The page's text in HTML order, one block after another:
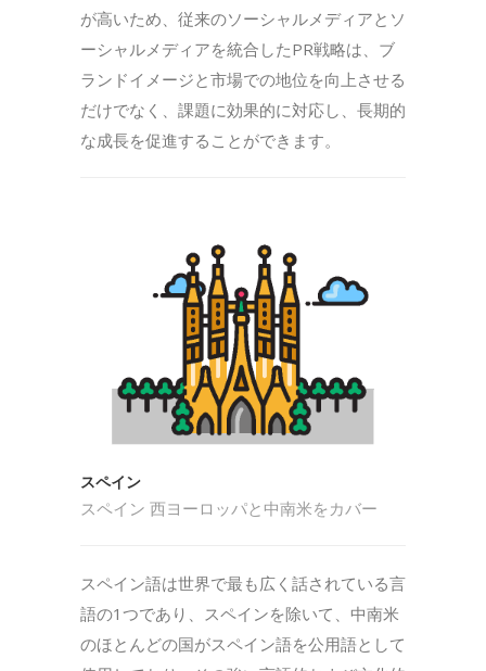
が高いため、従来のソーシャルメディアとソ
ーシャルメディアを統合したPR戦略は、ブ
ランドイメージと市場での地位を向上させる
だけでなく、課題に効果的に対応し、長期的
な成長を促進することができます。
スペイン
スペイン 西ヨーロッパと中南米をカバー
スペイン語は世界で最も広く話されている言
語の1つであり、スペインを除いて、中南米
のほとんどの国がスペイン語を公用語として